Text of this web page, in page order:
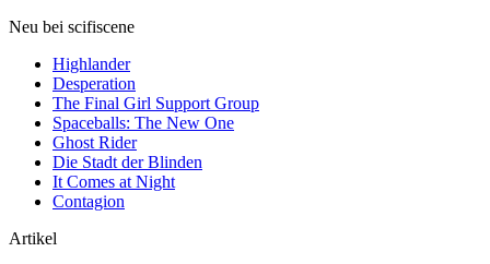
Neu bei scifiscene
Highlander
Desperation
The Final Girl Support Group
Spaceballs: The New One
Ghost Rider
Die Stadt der Blinden
It Comes at Night
Contagion
Artikel